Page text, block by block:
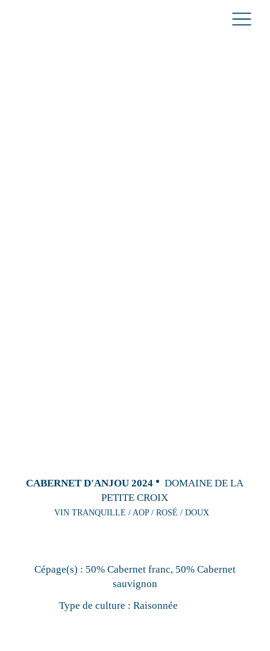
CABERNET D'ANJOU 2024
DOMAINE DE LA
PETITE CROIX
VIN TRANQUILLE / AOP / ROSÉ / DOUX
Cépage(s) : 50% Cabernet franc, 50% Cabernet
sauvignon
Type de culture : Raisonnée